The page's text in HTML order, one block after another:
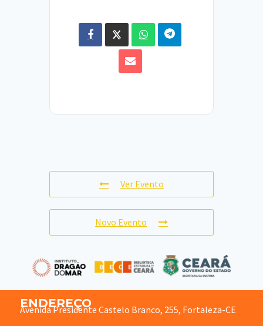
Ver Evento
Novo Evento
ENDEREÇO
Avenida Presidente Castelo Branco, 255, Fortaleza-CE